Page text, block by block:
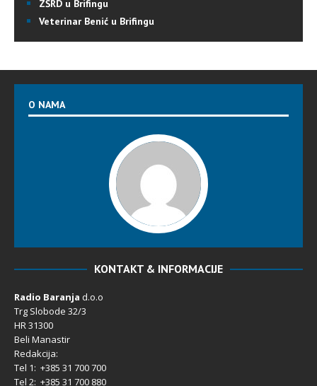
ZŠRD u Brifingu
Veterinar Benić u Brifingu
O NAMA
KONTAKT & INFORMACIJE
Radio Baranja d.o.o
Trg Slobode 32/3
HR 31300
Beli Manastir
Redakcija:
Tel 1: +385 31 700 700
Tel 2: +385 31 700 880